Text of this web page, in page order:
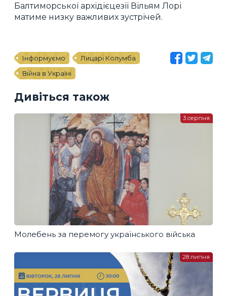
Балтиморської архідієцезії Вільям Лорі
матиме низку важливих зустрічей.
Інформуємо
Лицарі Колумба
Війна в Україні
Дивіться також
Молебень за перемогу українського війська
3 серпня
28 липня